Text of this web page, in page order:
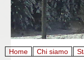
Home Chi siamo